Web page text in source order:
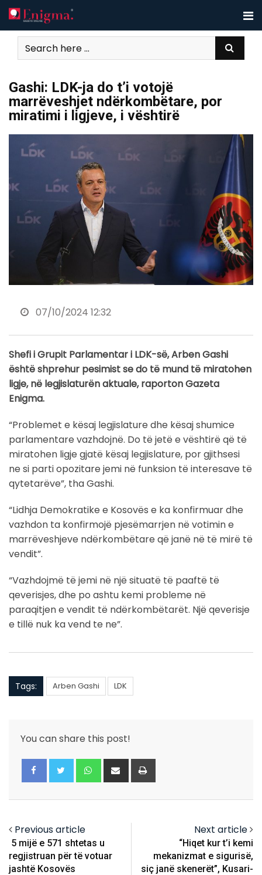
Skip
to
content
Gashi: LDK-ja do t’i votojë
marrëveshjet ndërkombëtare, por
miratimi i ligjeve, i vështirë
07/10/2024 12:32
Shefi i Grupit Parlamentar i LDK-së, Arben Gashi
është shprehur pesimist se do të mund të miratohen
ligje, në legjislaturën aktuale, raporton Gazeta
Enigma.
“Problemet e kësaj legjislature dhe kësaj shumice
parlamentare vazhdojnë. Do të jetë e vështirë që të
miratohen ligje gjatë kësaj legjislature, por gjithsesi
ne si parti opozitare jemi në funksion të interesave të
qytetarëve”, tha Gashi.
“Lidhja Demokratike e Kosovës e ka konfirmuar dhe
vazhdon ta konfirmojë pjesëmarrjen në votimin e
marrëveshjeve ndërkombëtare që janë në të mirë të
vendit”.
“Vazhdojmë të jemi në një situatë të paaftë të
qeverisjes, dhe po ashtu kemi probleme në
paraqitjen e vendit të ndërkombëtarët. Një qeverisje
e tillë nuk ka vend te ne”.
Tags: Arben Gashi LDK
You can share this post!
Whatsapp
Share
via
Previous article
5 mijë e 571 shtetas u
regjistruan për të votuar
jashtë Kosovës
Next article
“Hiqet kur t’i kemi
mekanizmat e sigurisë,
siç janë skenerët”, Kusari-